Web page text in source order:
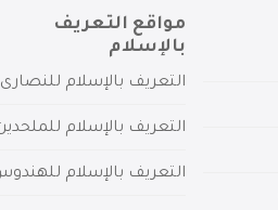
مواقع التعريف
بالإسلام
التعريف بالإسلام للنصارى
التعريف بالإسلام
التعريف بالإسلام